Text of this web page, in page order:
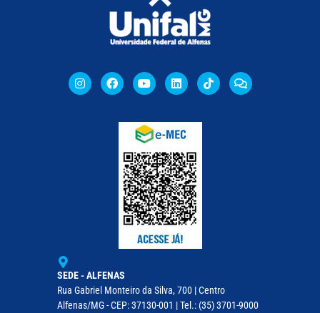
SEDE - ALFENAS
Rua Gabriel Monteiro da Silva, 700 | Centro
Alfenas/MG - CEP: 37130-001 | Tel.: (35) 3701-9000